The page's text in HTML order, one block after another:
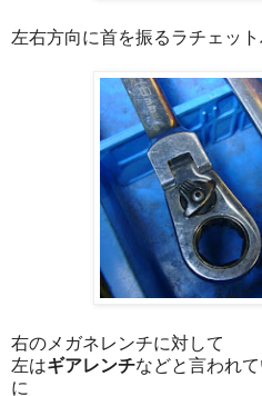
左右方向に首を振るラチェッ
右のメガネレンチに対して
左はギアレンチなどと言われ
に